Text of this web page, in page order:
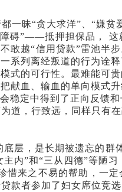
一昧“贪大求洋”、“嫌
碍”——抵押担保品，
敢越“信用贷款”雷池半
列离经叛道的行为诠
式的可行性。最难能可
献血、输血的单向模式
稳定中得到了正向反馈和
道，行致远，同样只有
层，是长期被遗忘的群
内”和“三从四德”等陋
来之不易的帮助，一
款者参加了妇女席位竞